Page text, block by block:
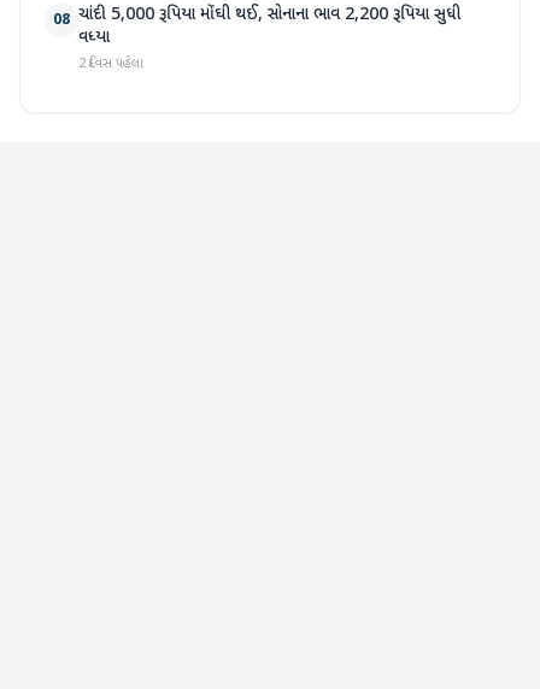
08 ચાંદી 5,000 રૂપિયા મોંઘી થઈ, સોનાના ભાવ 2,200 રૂપિયા સુધી
વધ્યા
2 દિવસ પહેલા